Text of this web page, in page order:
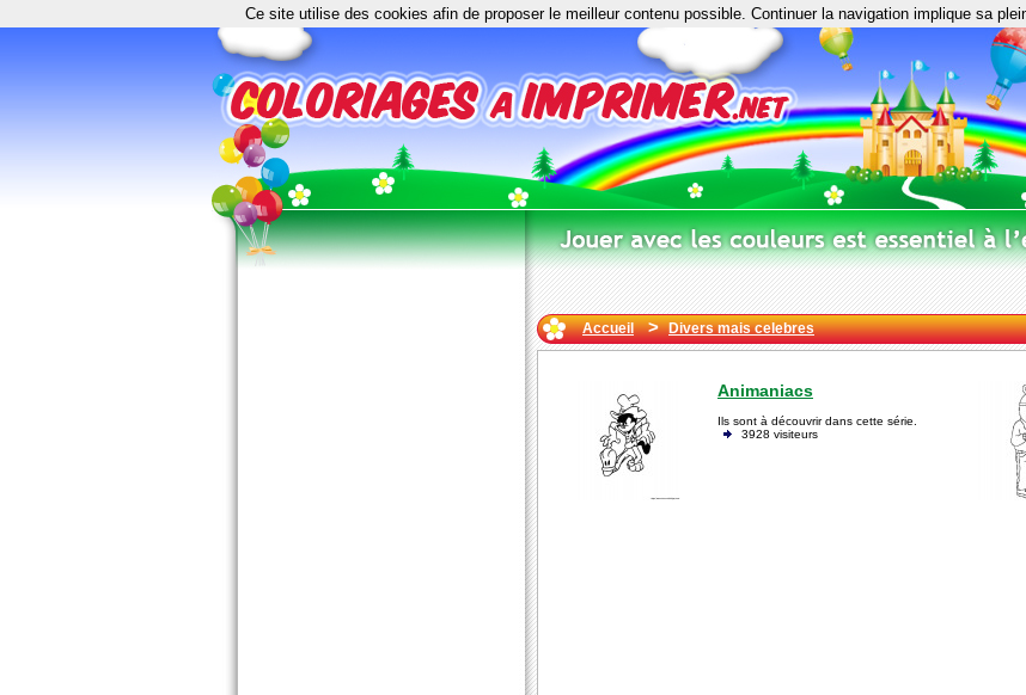
Accueil>Divers mais celebres
Animaniacs
Ils sont à découvrir dans cette série.
3928 visiteurs
Ce site utilise des cookies afin de proposer le meilleur contenu possible. Continuer la navigation implique sa